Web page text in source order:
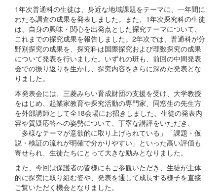
1年次普通科の生徒は、身近な地域課題をテーマに、一年間に
わたる調査の成果を発表しました。また、1年次探究科の生徒
は、自身の興味・関心を出発点とした探究テーマについて、
これまでの探究成果を報告しました。2年次では、普通科が分
野別探究の成果を、探究科は国際探究および理数探究の成果
について発表を行いました。いずれの班も、前回の中間発表
会での振り返りを生かし、探究内容をさらに深めた発表とな
りました。
本発表会には、三菱みらい育成財団の支援を受け、大学教授
をはじめ、起業家教育や探究活動の専門家、同窓生の先生方
を外部講師として全18会場にお招きしました。生徒の発表内
容や質疑応答への姿勢について、丁寧な講評をいただき、
「多様なテーマが意欲的に取り上げられている」「課題・仮
説・検証の流れが明確で分かりやすい」といった高い評価も
寄せられ、生徒たちにとって大きな励みとなりました。
また、今回は保護者の皆様にもご参観いただき、生徒が主体
的に探究に取り組む姿や、発表を通して成長する様子を直接
ご覧いただく機会となりました。